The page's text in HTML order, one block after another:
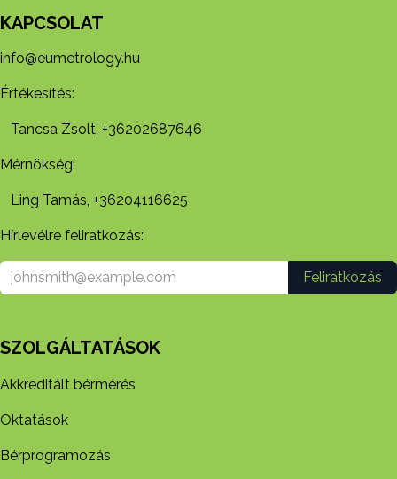
KAPCSOLAT
info@eumetrology.hu
Értékesítés:
Tancsa Zsolt, +36202687646
Mérnökség:
Ling Tamás, +36204116625
Hírlevélre feliratkozás:
Feliratkozás
SZOLGÁLTATÁSOK
Akkreditált bérmérés
Oktatások
Bérprogramozás